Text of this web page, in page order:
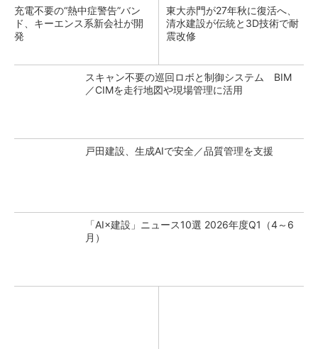
充電不要の“熱中症警告”バン
ド、キーエンス系新会社が開
発
東大赤門が27年秋に復活へ、
清水建設が伝統と3D技術で耐
震改修
スキャン不要の巡回ロボと制御システム BIM
／CIMを走行地図や現場管理に活用
戸田建設、生成AIで安全／品質管理を支援
「AI×建設」ニュース10選 2026年度Q1（4～6
月）